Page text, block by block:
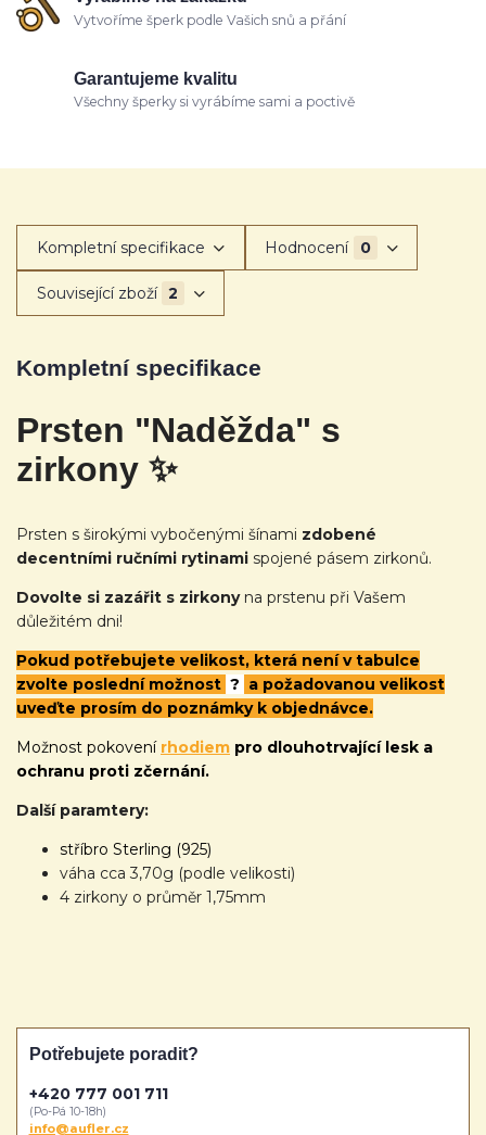
Vytvoříme šperk podle Vašich snů a přání
Garantujeme kvalitu
Všechny šperky si vyrábíme sami a poctivě
Kompletní specifikace Hodnocení 0
Související zboží 2
Kompletní specifikace
Prsten "Naděžda" s
zirkony ✨
Prsten s širokými vybočenými šínami zdobené
decentními ručními rytinami spojené pásem zirkonů.
Dovolte si zazářit s zirkonyna prstenu při Vašem
důležitém dni!
Pokud potřebujete velikost, která není v tabulce
zvolte poslední možnost ? a požadovanou velikost
uveďte prosím do poznámky k objednávce.
Možnost pokovení rhodiem pro dlouhotrvající lesk a
ochranu proti zčernání.
Další paramtery:
stříbro Sterling (925)
váha cca 3,70g (podle velikosti)
4 zirkony o průměr 1,75mm
Potřebujete poradit?
+420 777 001 711
(Po-Pá 10-18h)
info@aufler.cz